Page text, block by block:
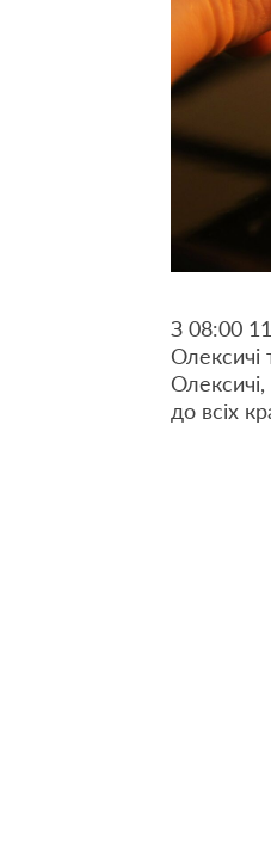
З 08:00
Олексичі
Олексичі,
до всіх